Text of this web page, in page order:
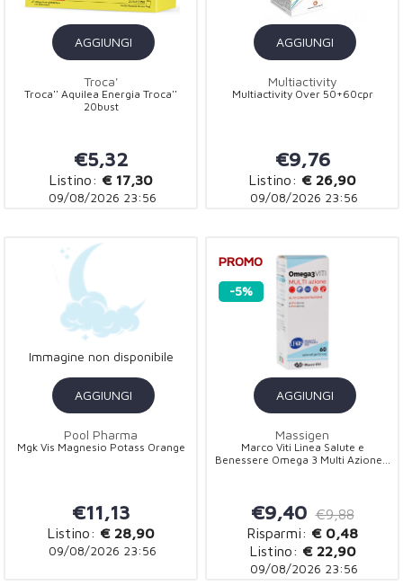
AGGIUNGI
Troca'
Troca'' Aquilea Energia Troca''
20bust
€5,32
Listino: € 17,30
09/08/2026 23:56
AGGIUNGI
Multiactivity
Multiactivity Over 50+60cpr
€9,76
Listino: € 26,90
09/08/2026 23:56
Immagine non disponibile
AGGIUNGI
Pool Pharma
Mgk Vis Magnesio Potass Orange
€11,13
Listino: € 28,90
09/08/2026 23:56
PROMO
-5%
AGGIUNGI
Massigen
Marco Viti Linea Salute e
Benessere Omega 3 Multi Azione...
€9,40 €9,88
Risparmi: € 0,48
Listino: € 22,90
09/08/2026 23:56